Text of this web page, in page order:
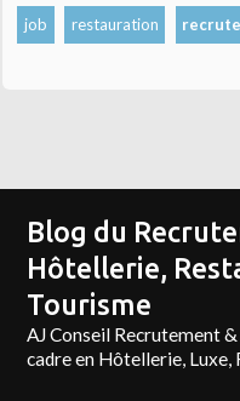
job restauration
Blog du
Hôtellerie,
Tourisme
AJ Conseil Recrutement
cadre en Hôtellerie,